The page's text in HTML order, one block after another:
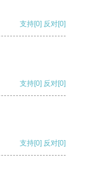
支持[0] 反对[0]
支持[0] 反对[0]
支持[0] 反对[0]